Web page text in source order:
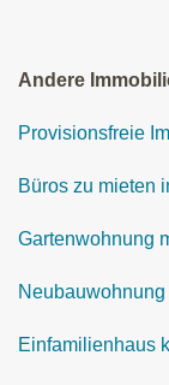
Andere
Provisionsfreie
Büros zu mieten
Gartenwohnung
Einfamilienhaus